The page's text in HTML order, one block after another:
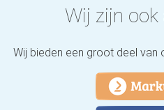
Wij zijn ook
Wij bieden een groot deel